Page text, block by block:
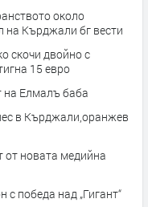
около
на Кърджали бг вести
скочи двойно с
15 евро
на Елмалъ баба
в Кърджали,оранжев
от новата медийна
с победа над „Гигант“